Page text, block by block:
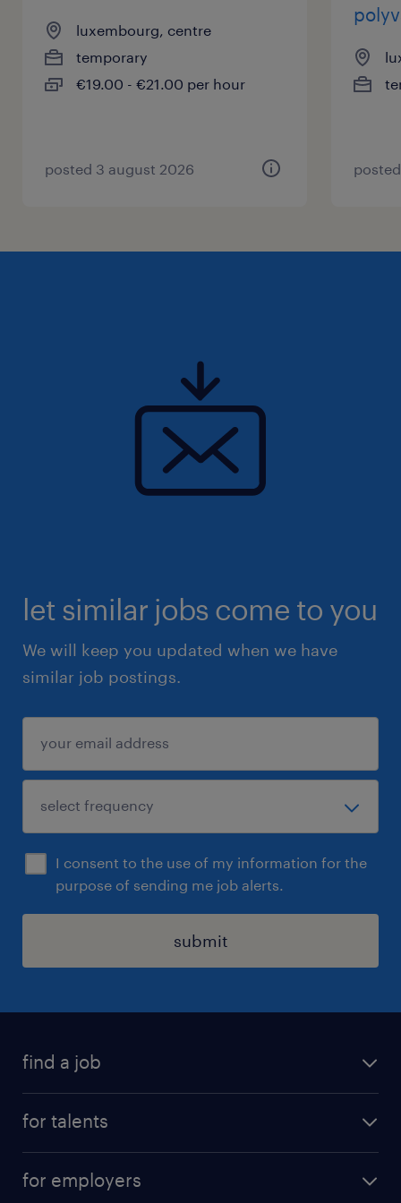
luxembourg, centre
temporary
€19.00 - €21.00 per hour
posted 3 august 2026
let similar jobs come to you
We will keep you updated when we have
similar job postings.
I consent to the use of my information for the
purpose of sending me job alerts.
submit
find a job
for talents
professional career
for employers